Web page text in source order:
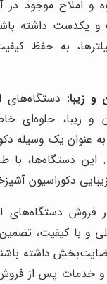
و املاح موجود
و یکدست داشته
به حفظ
زیبا: دستگاه‌های
و زیبا، جلوه‌ای
عنوان یک وسیله
این دستگاه‌ها،
دکوراسیون
فروش دستگاه‌های
و با کیفیت،
داشته
و خدمات پس از